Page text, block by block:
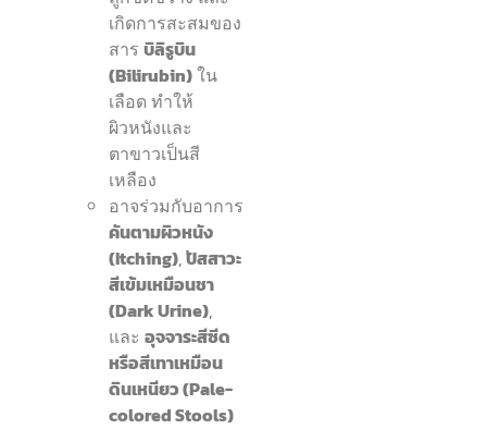
เกิดการสะสมของ
สาร บิลิรูบิน
(Bilirubin)ใน
เลือด ทำให้
ผิวหนังและ
ตาขาวเป็นสี
เหลือง
อาจร่วมกับอาการ
คันตามผิวหนัง
(Itching),ปัสสาวะ
สีเข้มเหมือนชา
(Dark Urine),
และ อุจจาระสีซีด
หรือสีเทาเหมือน
ดินเหนียว (Pale-
colored Stools)